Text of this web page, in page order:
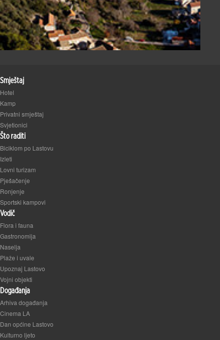
Smještaj
Hotel
Kamp
Privatni smještaj
Svjetionici
Što raditi
Biciklom po Lastovu
Izleti
Lovni turizam
Pješačenje
Ronjenje
Sportski kampovi
Vodič
Flora i fauna
Gastronomija
Naselja
Plaže i uvale
Upoznaj Lastovo
Vojni objekti
Događanja
Arhiva događanja
Cinema LA
Dan općine Lastovo
Kulturno ljeto